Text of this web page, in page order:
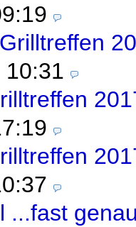
10:31
...fast